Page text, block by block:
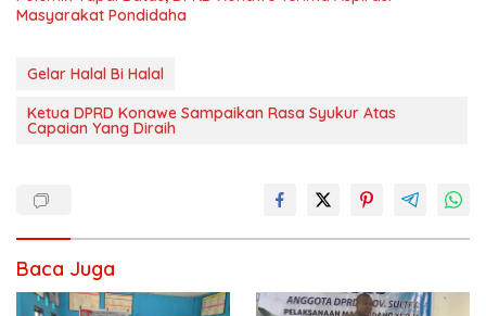
Masyarakat Pondidaha
Gelar Halal Bi Halal
Ketua DPRD Konawe Sampaikan Rasa Syukur Atas
Capaian Yang Diraih
Baca Juga